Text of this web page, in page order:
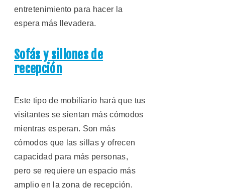
entretenimiento para hacer la
espera más llevadera.
Sofás y sillones de
recepción
Este tipo de mobiliario hará que tus
visitantes se sientan más cómodos
mientras esperan. Son más
cómodos que las sillas y ofrecen
capacidad para más personas,
pero se requiere un espacio más
amplio en la zona de recepción.